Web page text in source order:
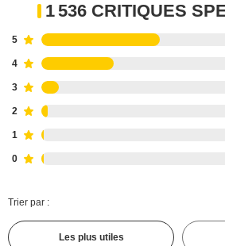
1 536 CRITIQUES
5
4
3
2
1
0
Trier par :
Les plus utiles